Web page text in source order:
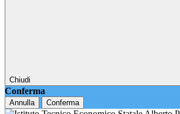
Chiudi
Conferma
Annulla Conferma